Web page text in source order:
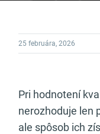
25 februára, 2026
Pri hodnotení
nerozhoduje len
ale spôsob ich